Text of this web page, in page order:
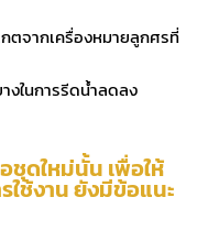
ตจากเครื่องหมายลูกศรที่
งในการรีดน้ำลดลง
ชุดใหม่นั้น เพื่อให้
ใช้งาน ยังมีข้อแนะ